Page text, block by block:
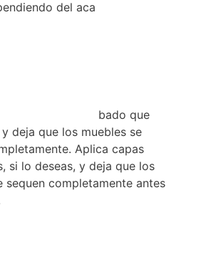
del aca
bado que
deja que los muebles se
Aplica capas
si lo deseas, y deja que los
sequen completamente antes